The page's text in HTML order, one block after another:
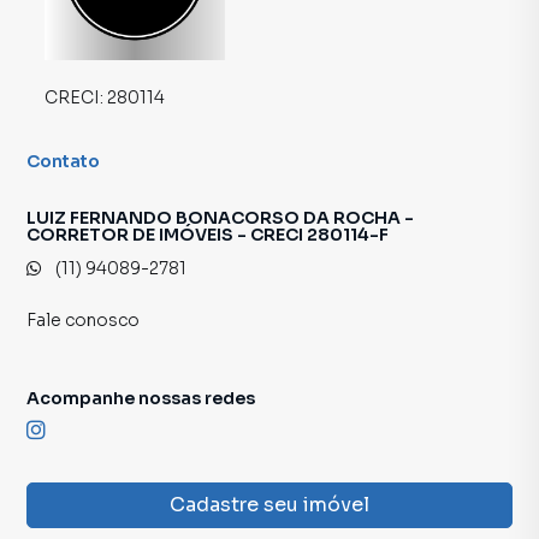
CRECI: 280114
Contato
LUIZ FERNANDO BONACORSO DA ROCHA -
CORRETOR DE IMÓVEIS - CRECI 280114-F
(11) 94089-2781
Fale conosco
Cadastre seu imóvel
Acompanhe nossas redes